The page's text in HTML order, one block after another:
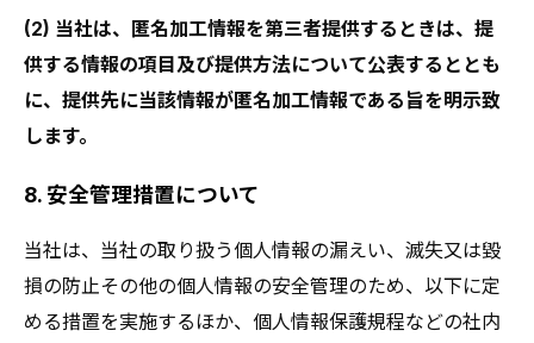
(2) 当社は、匿名加工情報を第三者提供するときは、提
供する情報の項目及び提供方法について公表するととも
に、提供先に当該情報が匿名加工情報である旨を明示致
します。
8. 安全管理措置について
当社は、当社の取り扱う個人情報の漏えい、滅失又は毀
損の防止その他の個人情報の安全管理のため、以下に定
める措置を実施するほか、個人情報保護規程などの社内